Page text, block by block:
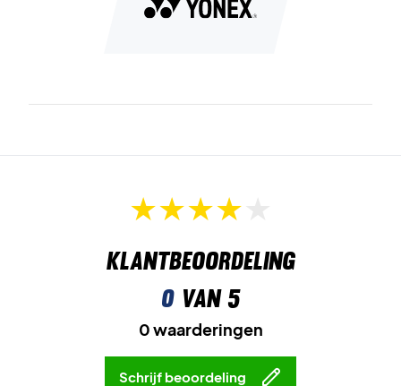
Klantbeoordeling
0van 5
0 waarderingen
Schrijf beoordeling